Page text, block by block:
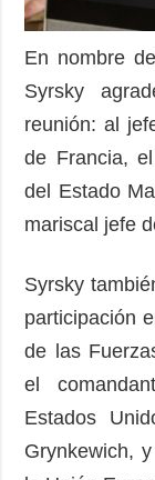
En nombre
Syrsky
reunión: al
de Francia,
del Estado
mariscal jefe
Syrsky
participación
de las
el
Estados
Grynkewich,